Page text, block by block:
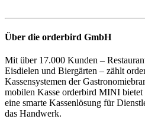
Über die orderbird GmbH
Mit über 17.000 Kunden –
Eisdielen und Biergärten – zählt
Kassensystemen der
mobilen Kasse orderbird MINI bietet
eine smarte Kassenlösung für
das Handwerk.